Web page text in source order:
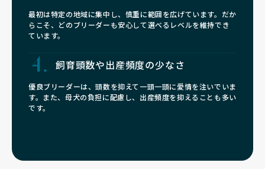
最初は特定の地域に集中し、慎重に範囲を広げています。だか
らこそ、どのブリーダーも安心して選べるレベルを維持でき
ています。
飼育頭数や出産頻度の少なさ
優良ブリーダーは、頭数を抑えて一頭一頭に愛情を注いでいま
す。また、母犬の負担に配慮し、出産頻度を抑えることも多い
です。